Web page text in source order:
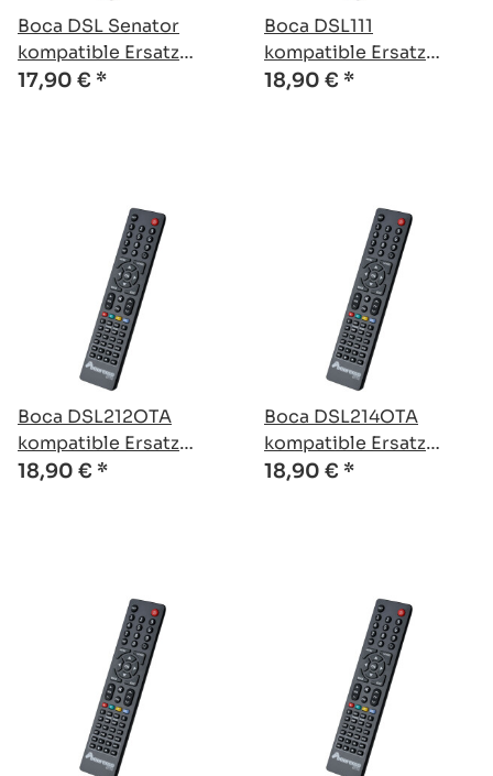
Boca DSL Senator
kompatible Ersatz
Fernbedienung
17,90 € *
Boca DSL111
kompatible Ersatz
Fernbedienung
18,90 € *
Boca DSL212OTA
kompatible Ersatz
Fernbedienung
18,90 € *
Boca DSL214OTA
kompatible Ersatz
Fernbedienung
18,90 € *